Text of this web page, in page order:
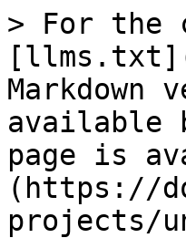
> For the
Markdown
available
page is
(https://
projects/